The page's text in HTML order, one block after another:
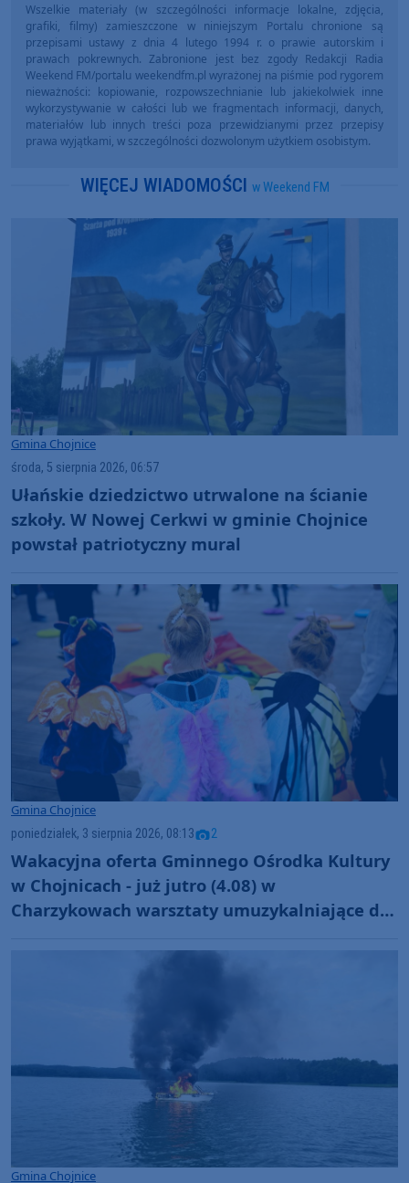
Wszelkie materiały (w szczególności informacje lokalne, zdjęcia,
grafiki, filmy) zamieszczone w niniejszym Portalu chronione są
przepisami ustawy z dnia 4 lutego 1994 r. o prawie autorskim i
prawach pokrewnych. Zabronione jest bez zgody Redakcji Radia
Weekend FM/portalu weekendfm.pl wyrażonej na piśmie pod rygorem
nieważności: kopiowanie, rozpowszechnianie lub jakiekolwiek inne
wykorzystywanie w całości lub we fragmentach informacji, danych,
materiałów lub innych treści poza przewidzianymi przez przepisy
prawa wyjątkami, w szczególności dozwolonym użytkiem osobistym.
WIĘCEJ WIADOMOŚCI w Weekend FM
Gmina Chojnice
środa, 5 sierpnia 2026, 06:57
Ułańskie dziedzictwo utrwalone na ścianie
szkoły. W Nowej Cerkwi w gminie Chojnice
powstał patriotyczny mural
Gmina Chojnice
poniedziałek, 3 sierpnia 2026, 08:13 2
Wakacyjna oferta Gminnego Ośrodka Kultury
w Chojnicach - już jutro (4.08) w
Charzykowach warsztaty umuzykalniające dla
Gmina Chojnice